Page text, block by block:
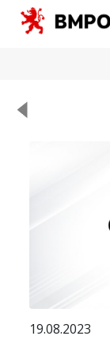
19.08.2023